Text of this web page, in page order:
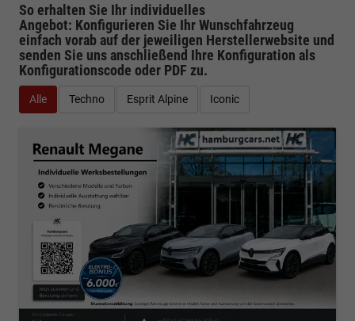
So erhalten Sie Ihr individuelles
Angebot: Konfigurieren Sie Ihr Wunschfahrzeug
einfach vorab auf der jeweiligen Herstellerwebsite und
senden Sie uns anschließend Ihre Konfiguration als
Konfigurationscode oder PDF zu.
Alle Techno Esprit Alpine Iconic